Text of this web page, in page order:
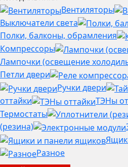
Вентиляторы
Выключатели света
Полки, балконы, обрамления
Компрессоры
Лампочки (освещение
Петли двери
Ручки двери
оттайки
ТЭНы
Термостаты
(резина)
Разное